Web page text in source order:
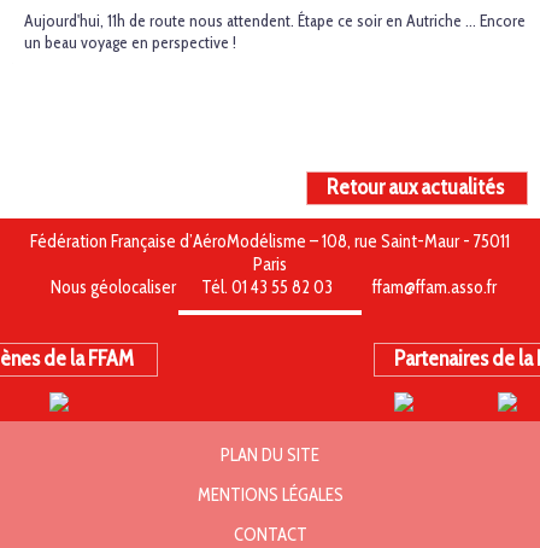
Aujourd'hui, 11h de route nous attendent. Étape ce soir en Autriche … Encore
un beau voyage en perspective !
Retour aux actualités
Fédération Française d’AéroModélisme – 108, rue Saint-Maur - 75011
Paris
Nous géolocaliser
Tél. 01 43 55 82 03 ffam@ffam.asso.fr
de la FFAM Partenaires de la
PLAN DU SITE
MENTIONS LÉGALES
CONTACT